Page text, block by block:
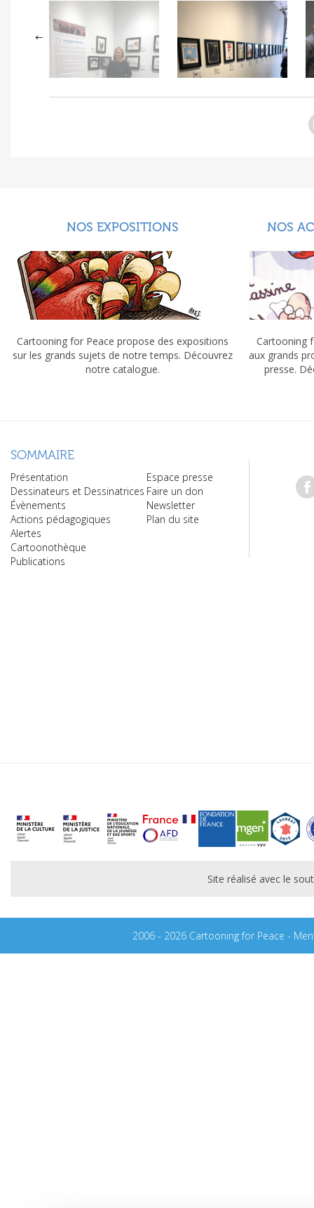
NOS EXPOSITIONS
Cartooning for Peace propose des expositions
sur les grands sujets de notre temps. Découvrez
notre catalogue.
NOS
Cartooning
aux grands
presse.
SOMMAIRE
Présentation
Dessinateurs et Dessinatrices
Évènements
Actions pédagogiques
Alertes
Cartoonothèque
Publications
Espace presse
Faire un don
Newsletter
Plan du site
Site réalisé avec le
2006 - 2026 Cartooning for Peace -